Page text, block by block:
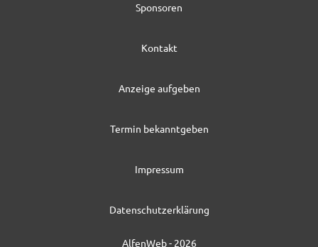
Sponsoren
Kontakt
Anzeige aufgeben
Termin bekanntgeben
Impressum
Datenschutzerklärung
AlfenWeb - 2026